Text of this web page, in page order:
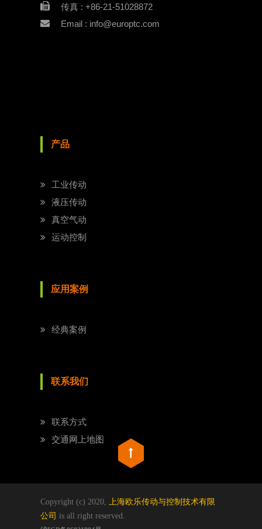
传真 : +86-21-51028872
Email : info@europtc.com
产品
工业传动
液压传动
真空气动
运动控制
应用案例
经典案例
联系我们
联系方式
交通网上地图
Copyright (c) 2020, 上海欧乐传动与控制技术有限
公司 is all right reserved.